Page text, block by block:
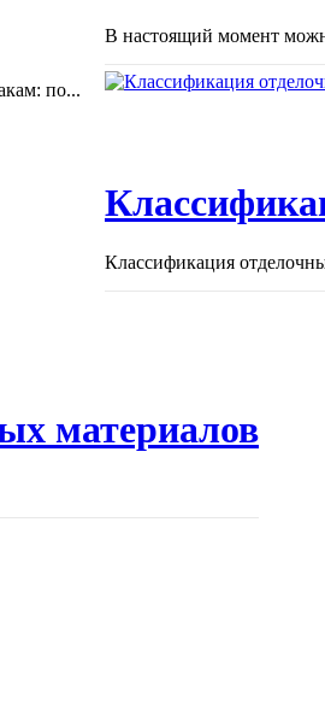
по...
В настоящий момент
Классификация
материалов